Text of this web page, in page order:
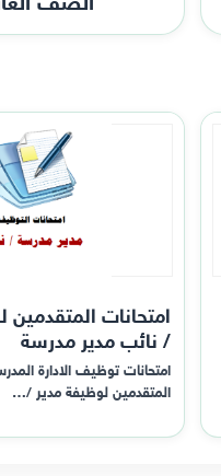
امتحانات المتقدمين
/ نائب مدير مدرسة
امتحانات توظيف الادارة
المتقدمين لوظيفة مدير /…